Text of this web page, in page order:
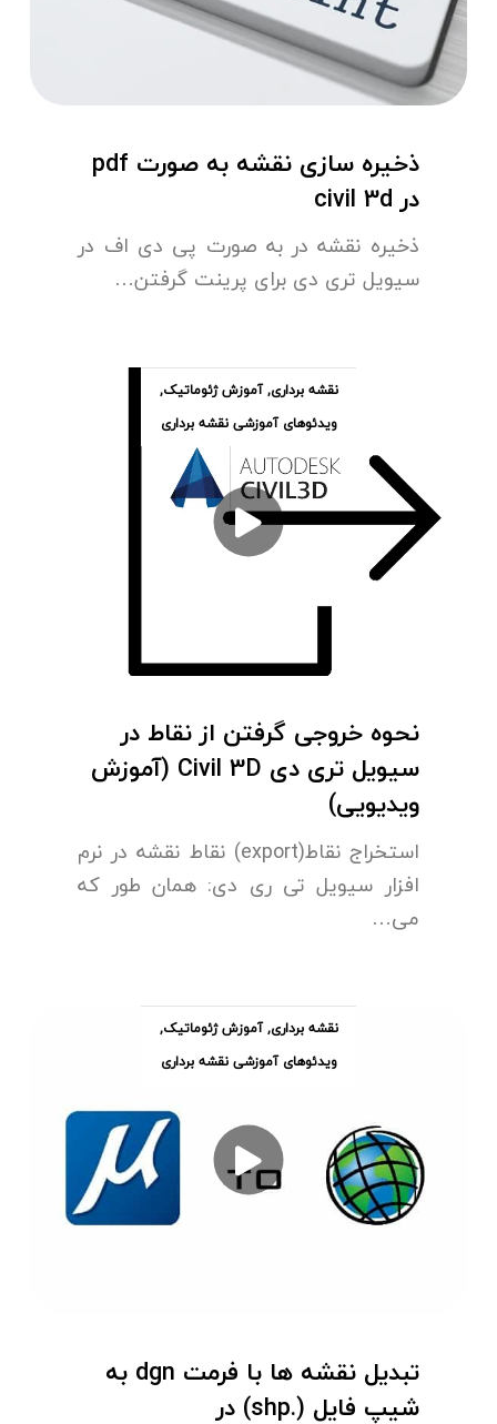
ذخیره سازی نقشه به صورت pdf
در civil 3d
ذخیره نقشه در به صورت پی دی اف در
سیویل تری دی برای پرینت گرفتن…
نقشه برداری,آموزش ژئوماتیک,
ویدئوهای آموزشی نقشه برداری
نحوه خروجی گرفتن از نقاط در
سیویل تری دی Civil 3D (آموزش
ویدیویی)
استخراج نقاط(export) نقاط نقشه در نرم
افزار سیویل تی ری دی: همان طور که
می…
نقشه برداری,آموزش ژئوماتیک,
ویدئوهای آموزشی نقشه برداری
تبدیل نقشه ها با فرمت dgn به
شیپ فایل (.shp) در